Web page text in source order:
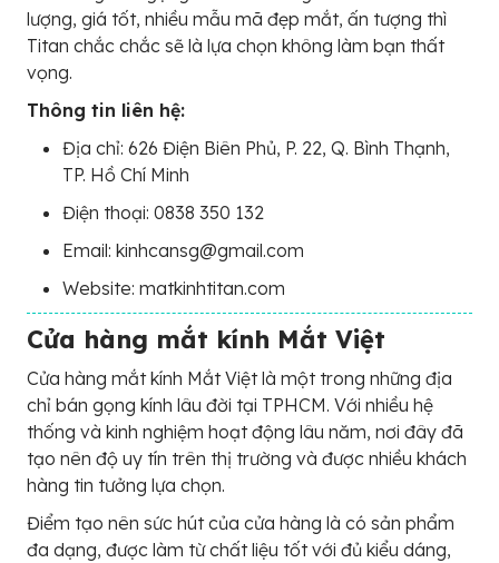
lượng, giá tốt, nhiều mẫu mã đẹp mắt, ấn tượng thì
Titan chắc chắc sẽ là lựa chọn không làm bạn thất
vọng.
Thông tin liên hệ:
Địa chỉ: 626 Điện Biên Phủ, P. 22, Q. Bình Thạnh,
TP. Hồ Chí Minh
Điện thoại: 0838 350 132
Email: kinhcansg@gmail.com
Website: matkinhtitan.com
Cửa hàng mắt kính Mắt Việt
Cửa hàng mắt kính Mắt Việt là một trong những địa
chỉ bán gọng kính lâu đời tại TPHCM. Với nhiều hệ
thống và kinh nghiệm hoạt động lâu năm, nơi đây đã
tạo nên độ uy tín trên thị trường và được nhiều khách
hàng tin tưởng lựa chọn.
Điểm tạo nên sức hút của cửa hàng là có sản phẩm
đa dạng, được làm từ chất liệu tốt với đủ kiểu dáng,